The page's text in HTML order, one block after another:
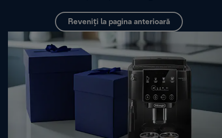
Reveniți la pagina anterioară